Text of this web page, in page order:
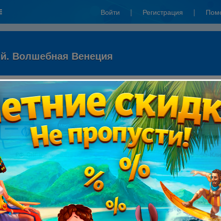
Войти | Регистрация |
Волшебная Венеция
через систему Mixplat: